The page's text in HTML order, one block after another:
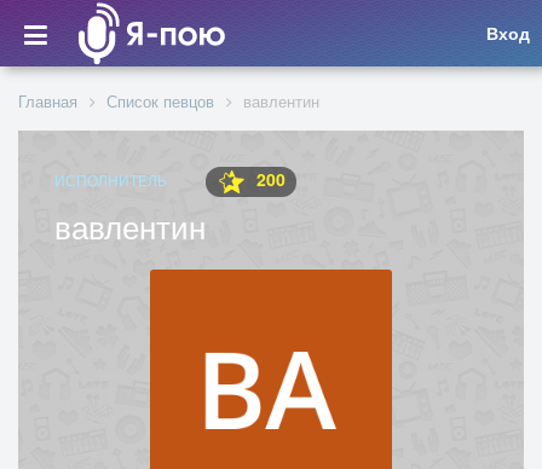
Вход
Главная Список певцов вавлентин
ИСПОЛНИТЕЛЬ 200
вавлентин